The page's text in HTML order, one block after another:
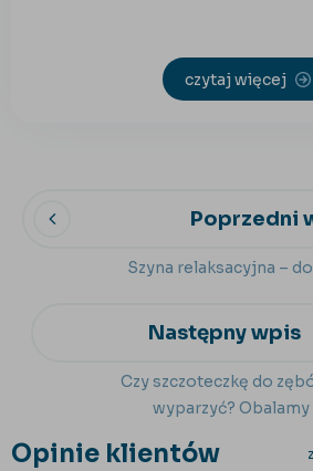
czytaj więcej
Poprzedni
Szyna relaksacyjna –
Następny wpis
Czy szczoteczkę do
wyparzyć?
Opinie klientów